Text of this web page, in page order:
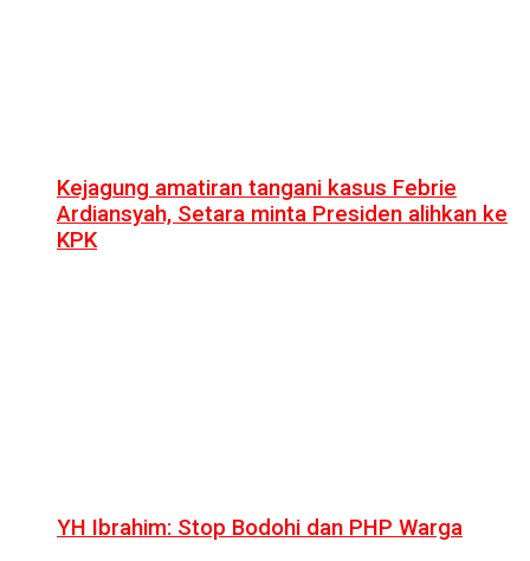
Kejagung amatiran tangani kasus Febrie
Ardiansyah, Setara minta Presiden alihkan ke
KPK
YH Ibrahim: Stop Bodohi dan PHP Warga